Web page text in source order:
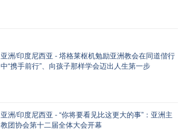
亚洲/印度尼西亚 - 塔格莱枢机勉励亚洲教会在同道偕行
中“携手前行”、向孩子那样学会迈出人生第一步
亚洲/印度尼西亚 - “你将要看见比这更大的事”：亚洲主
教团协会第十二届全体大会开幕